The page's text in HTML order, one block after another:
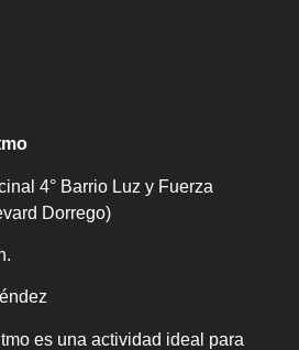
4° Barrio Luz y Fuerza
Dorrego)
es una actividad ideal para